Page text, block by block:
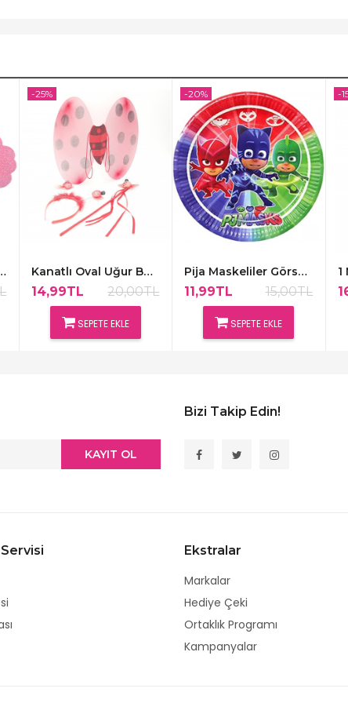
Kapı Süsü,48x30cm
-25%
Kanatlı Oval Uğur Böceği Süsleme Kırmızı
14,99TL 20,00TL
SEPETE EKLE
-20%
Pija Maskeliler Görselli Kağıt Tabakalar 8 Adet
11,99TL 15,00TL
SEPETE EKLE
-
KAYIT OL
Bizi Takip Edin!
Ekstralar
Markalar
Hediye Çeki
Ortaklık Programı
Kampanyalar